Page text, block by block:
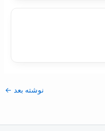
نوشته بعد ←